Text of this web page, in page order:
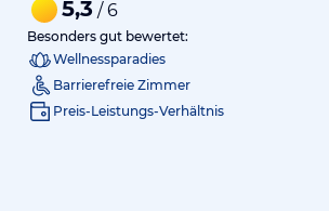
5,3 / 6
Besonders gut bewertet:
Wellnessparadies
Barrierefreie Zimmer
Preis-Leistungs-Verhältnis